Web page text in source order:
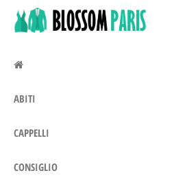
Salta
contenuto
ABITI
CAPPELLI
CONSIGLIO